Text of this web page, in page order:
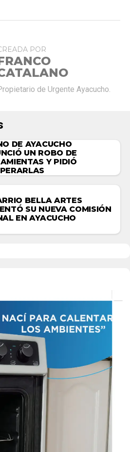
POR
de Urgente Ayacucho.
DE AYACUCHO
UN ROBO DE
Y PIDIÓ
BELLA ARTES
SU NUEVA COMISIÓN
EN AYACUCHO